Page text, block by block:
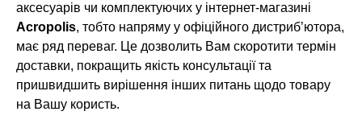
аксесуарів чи комплектуючих у інтернет-магазині
Acropolis, тобто напряму у офіційного дистриб’ютора,
має ряд переваг. Це дозволить Вам скоротити термін
доставки, покращить якість консультації та
пришвидшить вирішення інших питань щодо товару
на Вашу користь.